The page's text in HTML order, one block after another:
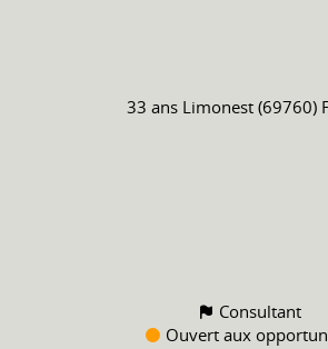
33 ans Limonest (69760)
Consultant
Ouvert aux